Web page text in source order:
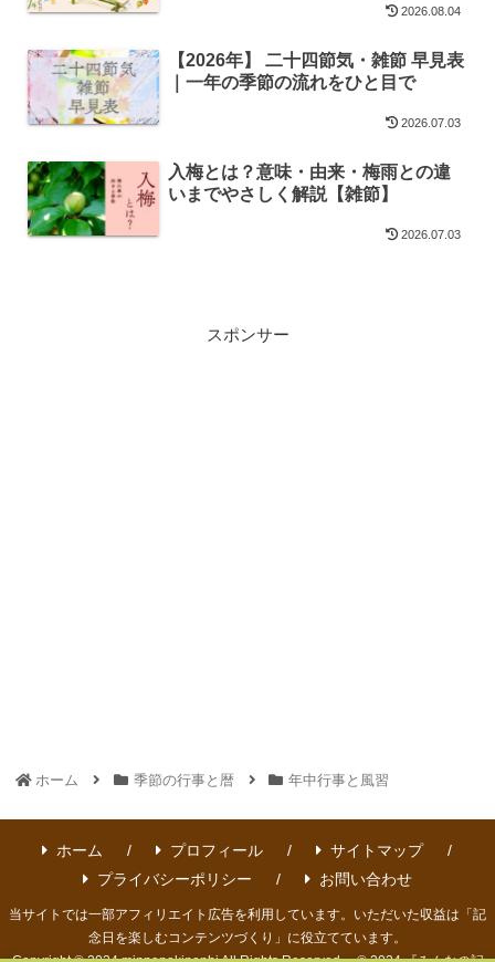
2026.08.04
【2026年】 二十四節気・雑節 早見表
｜一年の季節の流れをひと目で
2026.07.03
入梅とは？意味・由来・梅雨との違
いまでやさしく解説【雑節】
2026.07.03
スポンサー
ホーム 季節の行事と暦 年中行事と風習
ホーム プロフィール
サイトマップ
プライバシーポリシー
お問い合わせ
当サイトでは一部アフィリエイト広告を利用しています。いただいた収益は「記
念日を楽しむコンテンツづくり」に役立てています。